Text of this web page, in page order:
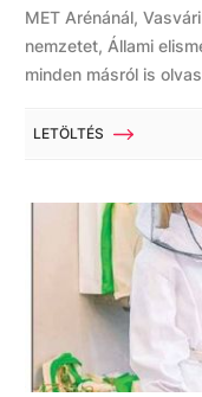
MET Arénánál,
nemzetet, Állami
minden másról is
LETÖLTÉS